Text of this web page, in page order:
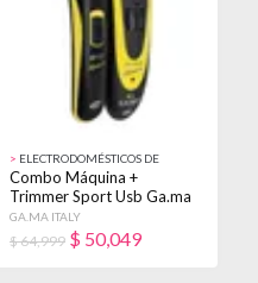
> ELECTRODOMÉSTICOS DE
BELLEZA
Combo Máquina +
Trimmer Sport Usb Ga.ma
Italia Gcs547
GA.MA ITALY
$ 64,999 $ 50,049